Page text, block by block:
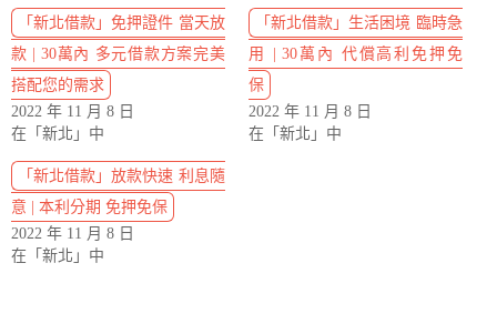
「新北借款」免押證件 當天放
款 | 30萬內 多元借款方案完美
搭配您的需求
2022 年 11 月 8 日
在「新北」中
「新北借款」生活困境 臨時急
用 | 30萬內 代償高利免押免
保
2022 年 11 月 8 日
在「新北」中
「新北借款」放款快速 利息隨
意 | 本利分期 免押免保
2022 年 11 月 8 日
在「新北」中